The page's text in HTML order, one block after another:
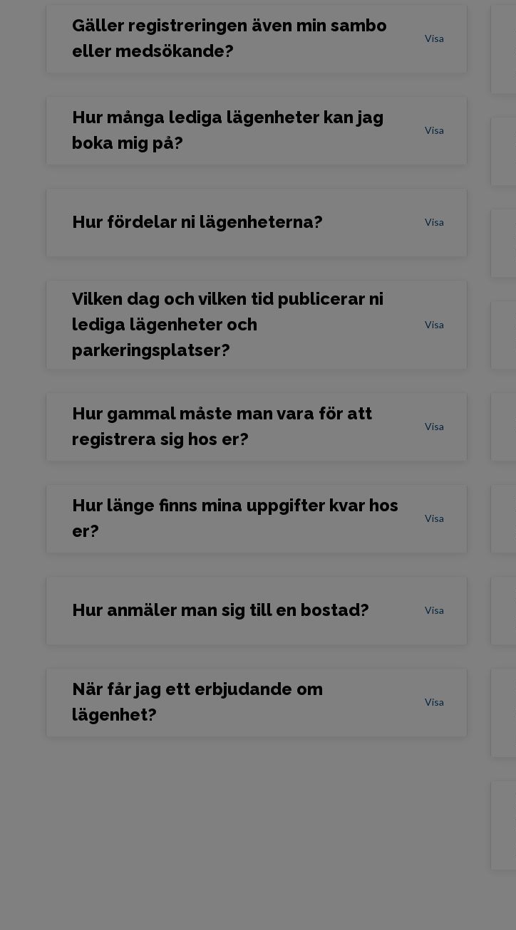
Gäller registreringen även min sambo
eller medsökande?
Visa
Hur många lediga lägenheter kan jag
boka mig på?
Visa
Hur fördelar ni lägenheterna? Visa
Vilken dag och vilken tid publicerar ni
lediga lägenheter och
parkeringsplatser?
Visa
Hur gammal måste man vara för att
registrera sig hos er?
Visa
Hur länge finns mina uppgifter kvar hos
er?
Visa
Hur anmäler man sig till en bostad? Visa
När får jag ett erbjudande om
lägenhet?
Visa